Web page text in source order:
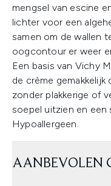
mengsel van escine
lichter voor een
samen om de wallen
oogcontour er weer
Een basis van Vichy
de crème
zonder plakkerige of
soepel uitzien en een
Hypoallergeen.
AANBEVOLEN